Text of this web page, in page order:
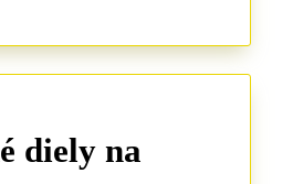
diely na